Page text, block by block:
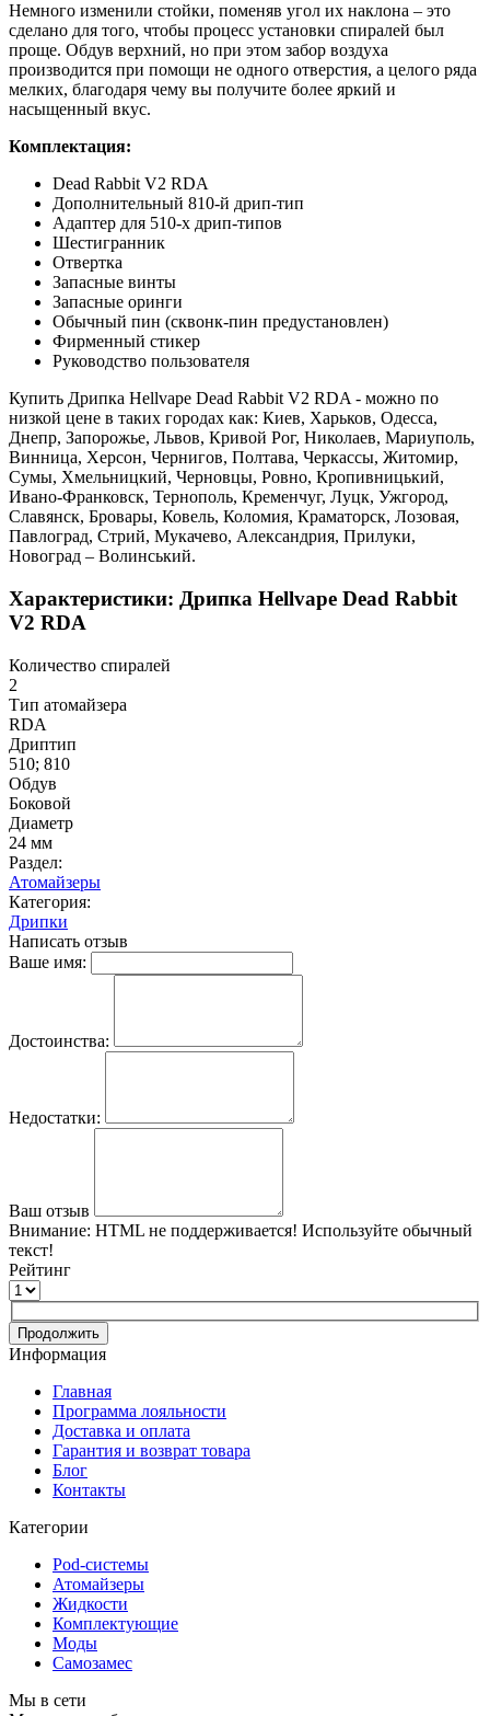
Немного изменили стойки, поменяв угол их наклона – это
сделано для того, чтобы процесс установки спиралей был
проще. Обдув верхний, но при этом забор воздуха
производится при помощи не одного отверстия, а целого ряда
мелких, благодаря чему вы получите более яркий и
насыщенный вкус.
Комплектация:
Dead Rabbit V2 RDA
Дополнительный 810-й дрип-тип
Адаптер для 510-х дрип-типов
Шестигранник
Отвертка
Запасные винты
Запасные оринги
Обычный пин (сквонк-пин предустановлен)
Фирменный стикер
Руководство пользователя
Купить Дрипка Hellvape Dead Rabbit V2 RDA - можно по
низкой цене в таких городах как: Киев, Харьков, Одесса,
Днепр, Запорожье, Львов, Кривой Рог, Николаев, Мариуполь,
Винница, Херсон, Чернигов, Полтава, Черкассы, Житомир,
Сумы, Хмельницкий, Черновцы, Ровно, Кропивницький,
Ивано-Франковск, Тернополь, Кременчуг, Луцк, Ужгород,
Славянск, Бровары, Ковель, Коломия, Краматорск, Лозовая,
Павлоград, Стрий, Мукачево, Александрия, Прилуки,
Новоград – Волинський.
Характеристики: Дрипка Hellvape Dead Rabbit
V2 RDA
Количество спиралей
2
Тип атомайзера
RDA
Дриптип
510; 810
Обдув
Боковой
Диаметр
24 мм
Раздел:
Атомайзеры
Категория:
Дрипки
Написать отзыв
Ваше имя:
Достоинства:
Недостатки:
Ваш отзыв
Внимание: HTML не поддерживается! Используйте обычный
текст!
Рейтинг
Продолжить
Информация
Главная
Программа лояльности
Доставка и оплата
Гарантия и возврат товара
Блог
Контакты
Категории
Pod-системы
Атомайзеры
Жидкости
Комплектующие
Моды
Самозамес
Мы в сети